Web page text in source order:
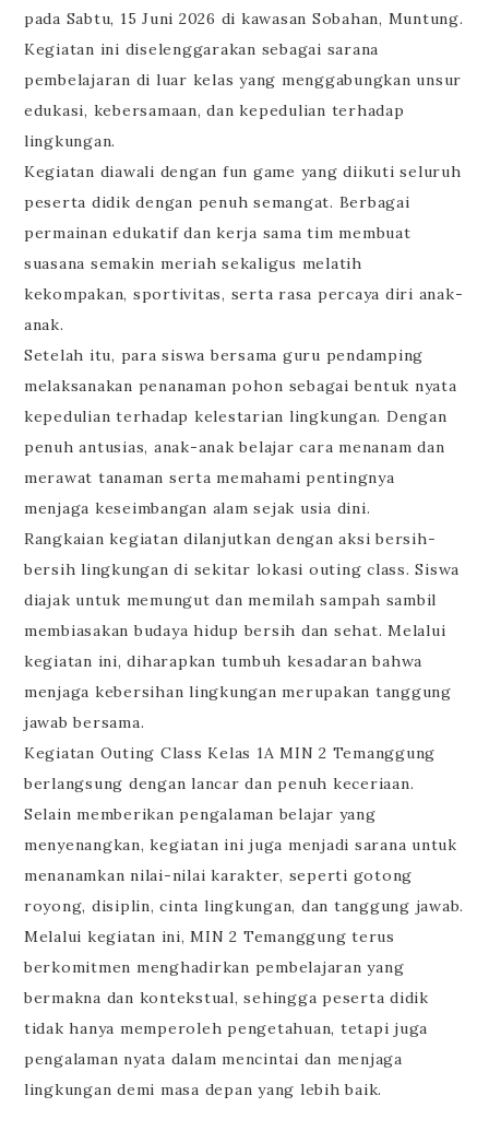
pada Sabtu, 15 Juni 2026 di kawasan Sobahan, Muntung.
Kegiatan ini diselenggarakan sebagai sarana
pembelajaran di luar kelas yang menggabungkan unsur
edukasi, kebersamaan, dan kepedulian terhadap
lingkungan.
Kegiatan diawali dengan fun game yang diikuti seluruh
peserta didik dengan penuh semangat. Berbagai
permainan edukatif dan kerja sama tim membuat
suasana semakin meriah sekaligus melatih
kekompakan, sportivitas, serta rasa percaya diri anak-
anak.
Setelah itu, para siswa bersama guru pendamping
melaksanakan penanaman pohon sebagai bentuk nyata
kepedulian terhadap kelestarian lingkungan. Dengan
penuh antusias, anak-anak belajar cara menanam dan
merawat tanaman serta memahami pentingnya
menjaga keseimbangan alam sejak usia dini.
Rangkaian kegiatan dilanjutkan dengan aksi bersih-
bersih lingkungan di sekitar lokasi outing class. Siswa
diajak untuk memungut dan memilah sampah sambil
membiasakan budaya hidup bersih dan sehat. Melalui
kegiatan ini, diharapkan tumbuh kesadaran bahwa
menjaga kebersihan lingkungan merupakan tanggung
jawab bersama.
Kegiatan Outing Class Kelas 1A MIN 2 Temanggung
berlangsung dengan lancar dan penuh keceriaan.
Selain memberikan pengalaman belajar yang
menyenangkan, kegiatan ini juga menjadi sarana untuk
menanamkan nilai-nilai karakter, seperti gotong
royong, disiplin, cinta lingkungan, dan tanggung jawab.
Melalui kegiatan ini, MIN 2 Temanggung terus
berkomitmen menghadirkan pembelajaran yang
bermakna dan kontekstual, sehingga peserta didik
tidak hanya memperoleh pengetahuan, tetapi juga
pengalaman nyata dalam mencintai dan menjaga
lingkungan demi masa depan yang lebih baik.